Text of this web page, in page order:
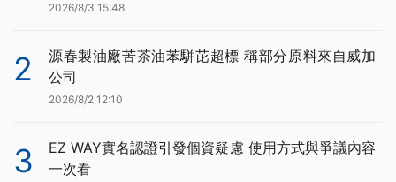
2026/8/3 15:48
2
源春製油廠苦茶油苯駢芘超標 稱部分原料來自威加
公司
2026/8/2 12:10
3
EZ WAY實名認證引發個資疑慮 使用方式與爭議內容
一次看